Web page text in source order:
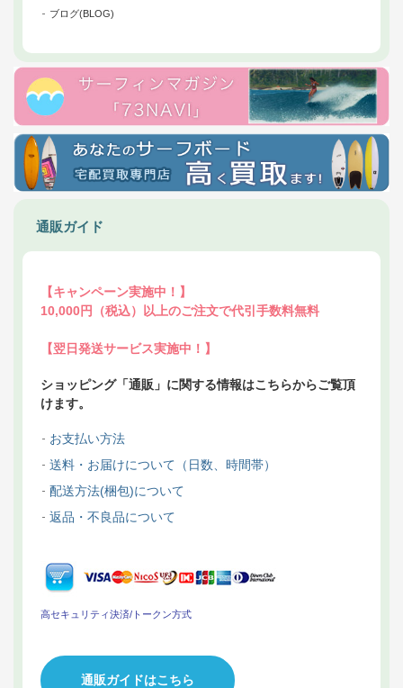
ブログ(BLOG)
通販ガイド
【キャンペーン実施中！】
10,000円（税込）以上のご注文で代引手数料無料
【翌日発送サービス実施中！】
ショッピング「通販」に関する情報はこちらからご覧頂
けます。
お支払い方法
送料・お届けについて（日数、時間帯）
配送方法(梱包)について
返品・不良品について
高セキュリティ決済/トークン方式
通販ガイドはこちら